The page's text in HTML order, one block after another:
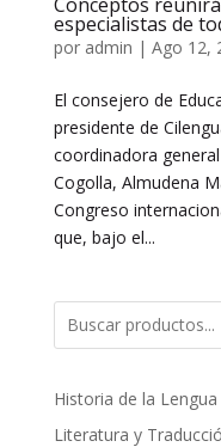
especialistas de
por admin | Ago 12,
El consejero de
presidente de
coordinadora
Cogolla, Almudena
Congreso
que, bajo el...
Historia de la Lengua
Literatura y